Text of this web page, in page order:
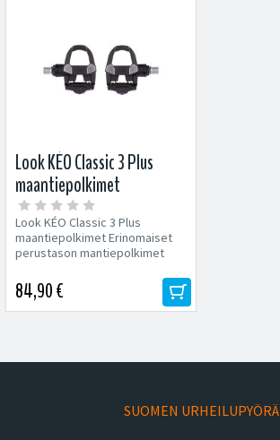
Look KÉO Classic 3 Plus
maantiepolkimet
Look KÉO Classic 3 Plus
maantiepolkimet Erinomaiset
perustason mantiepolkimet
84,90 €
SUOMEN URHEILUPYÖRÄ